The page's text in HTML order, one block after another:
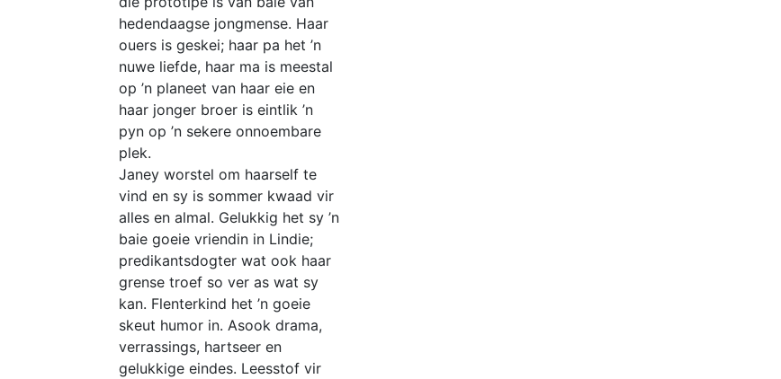
chosen
on
the
product
page
hedendaagse jongmense. Haar
ouers is geskei; haar pa het ’n
nuwe liefde, haar ma is meestal
op ’n planeet van haar eie en
haar jonger broer is eintlik ’n
pyn op ’n sekere onnoembare
plek.
Janey worstel om haarself te
vind en sy is sommer kwaad vir
alles en almal. Gelukkig het sy ’n
baie goeie vriendin in Lindie;
predikantsdogter wat ook haar
grense troef so ver as wat sy
kan. Flenterkind het ’n goeie
skeut humor in. Asook drama,
verrassings, hartseer en
gelukkige eindes. Leesstof vir